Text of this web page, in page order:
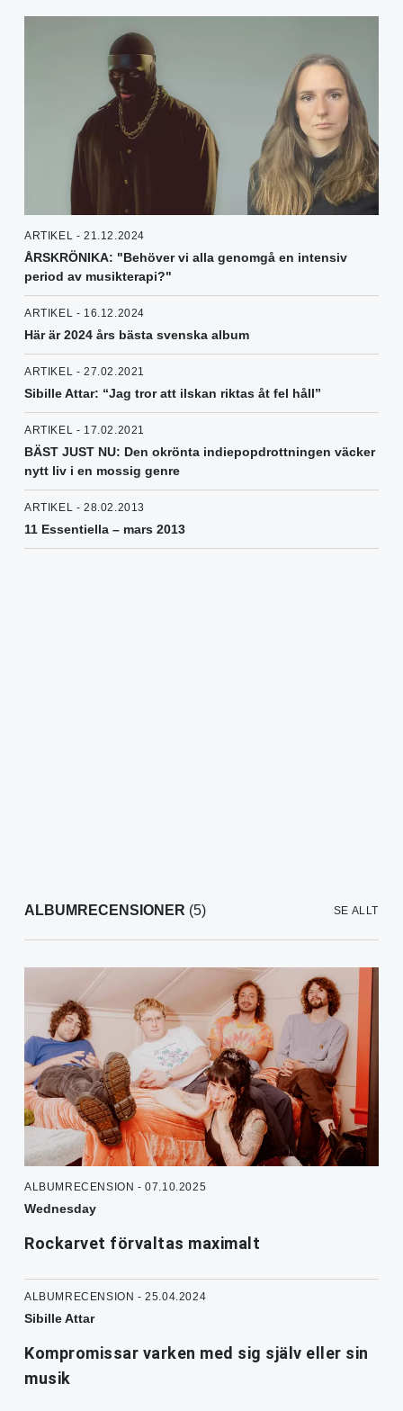
ARTIKEL - 21.12.2024
ÅRSKRÖNIKA: "Behöver vi alla genomgå en intensiv
period av musikterapi?"
ARTIKEL - 16.12.2024
Här är 2024 års bästa svenska album
ARTIKEL - 27.02.2021
Sibille Attar: “Jag tror att ilskan riktas åt fel håll”
ARTIKEL - 17.02.2021
BÄST JUST NU: Den okrönta indiepopdrottningen väcker
nytt liv i en mossig genre
ARTIKEL - 28.02.2013
11 Essentiella – mars 2013
ALBUMRECENSIONER (5) SE ALLT
ALBUMRECENSION - 07.10.2025
Wednesday
Rockarvet förvaltas maximalt
ALBUMRECENSION - 25.04.2024
Sibille Attar
Kompromissar varken med sig själv eller sin
musik